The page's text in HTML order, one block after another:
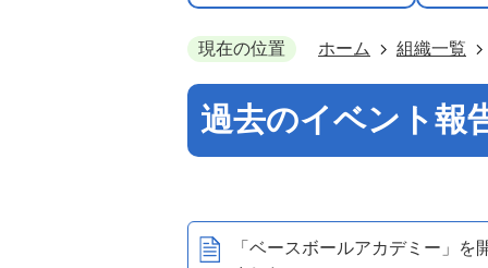
現在の位置 ホーム 組織一覧
過去のイベント報
「ベースボールアカデミー」を